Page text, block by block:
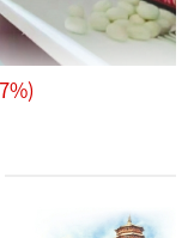
会。
%)